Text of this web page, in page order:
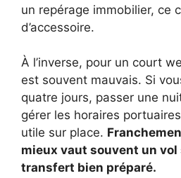
un repérage immobilier, ce
d’accessoire.
À l’inverse, pour un court
est souvent mauvais. Si
quatre jours, passer une
gérer les horaires
utile sur place.
mieux vaut souvent un vol
transfert bien préparé.